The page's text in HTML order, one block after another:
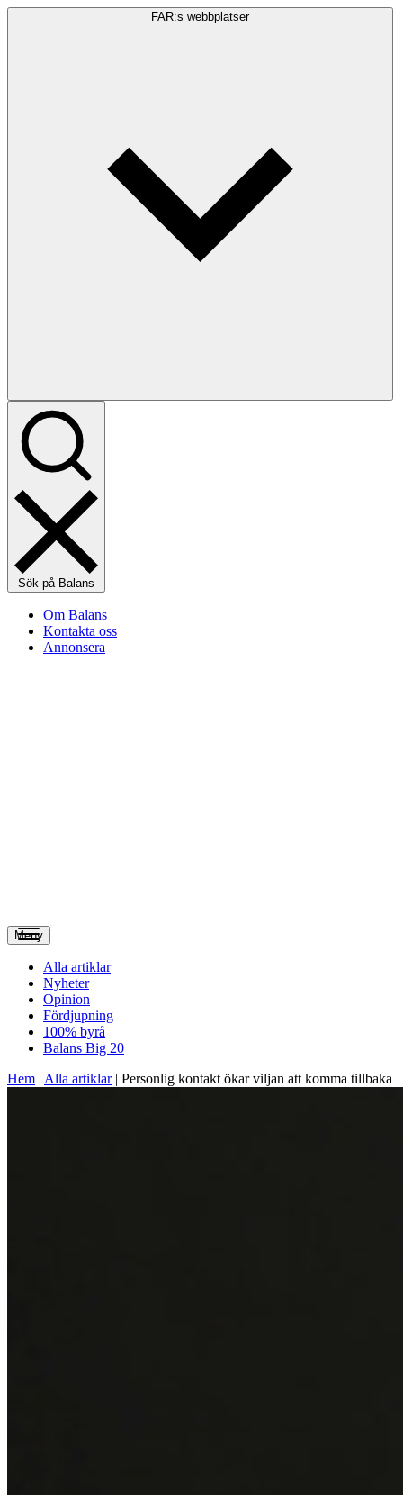
FAR:s webbplatser
Sök på Balans
Om Balans
Kontakta oss
Annonsera
Meny
Alla artiklar
Nyheter
Opinion
Fördjupning
100% byrå
Balans Big 20
Hem | Alla artiklar| Personlig kontakt ökar viljan att komma tillbaka